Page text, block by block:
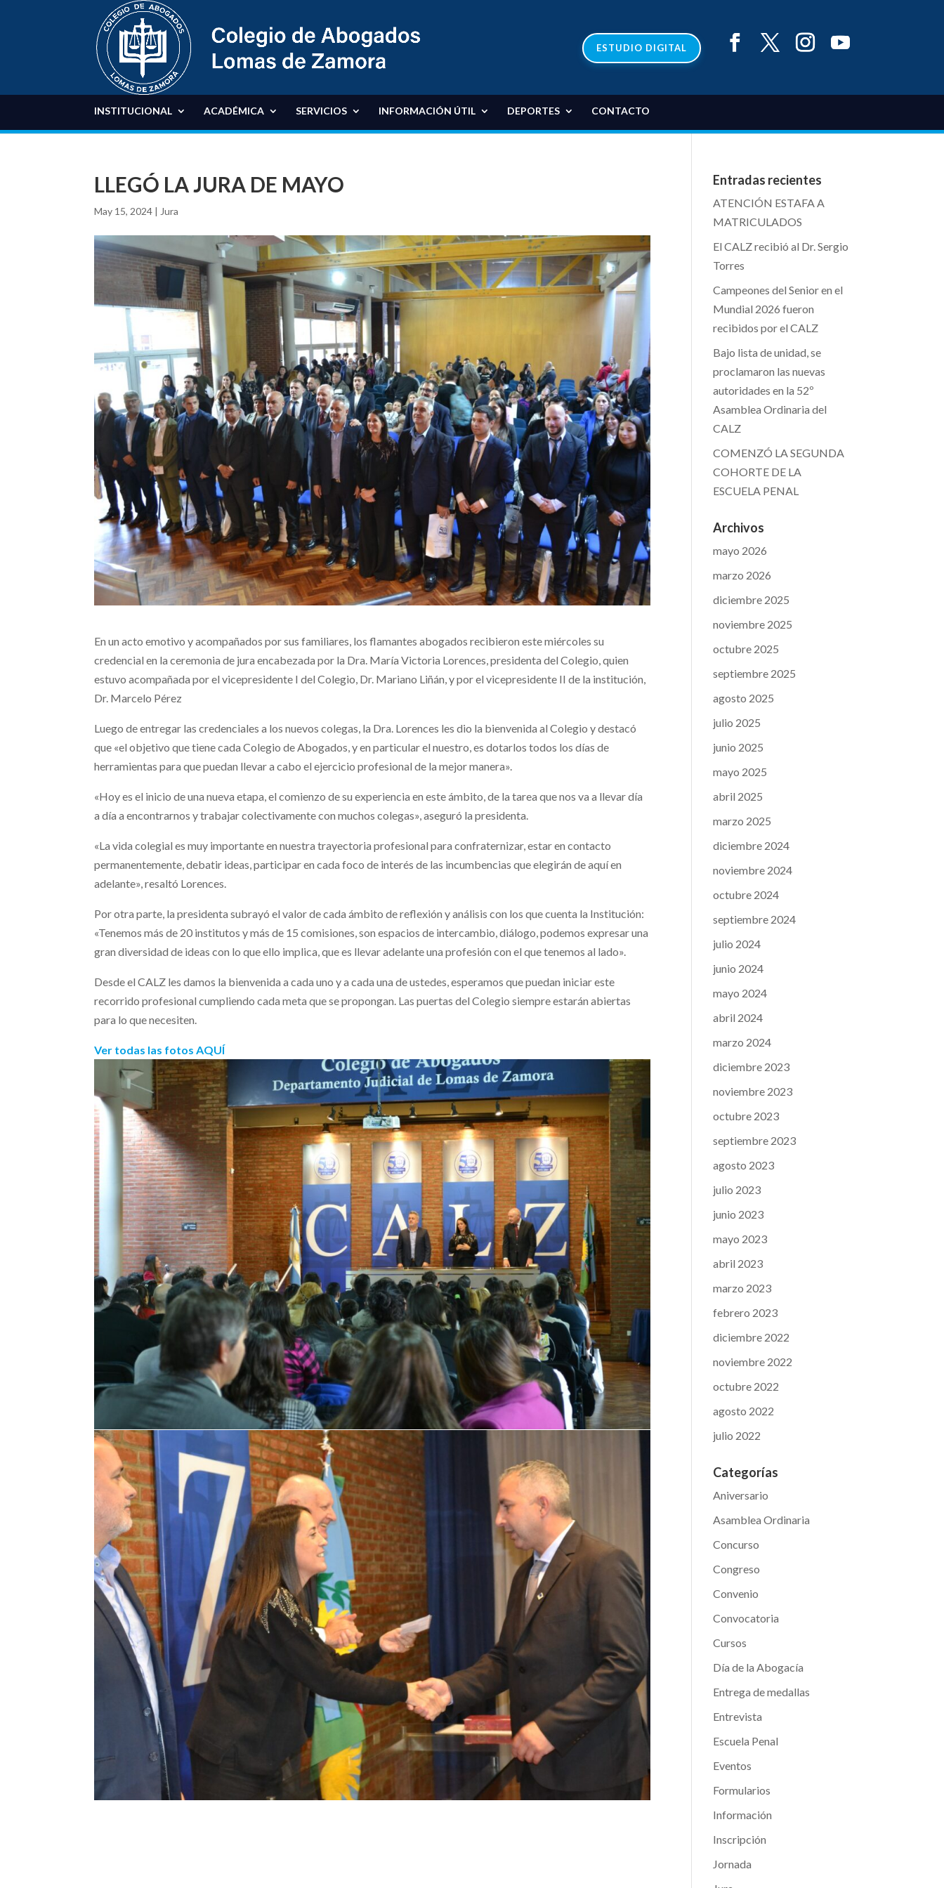
ESTUDIO DIGITAL
INSTITUCIONAL ACADÉMICA SERVICIOS INFORMACIÓN ÚTIL DEPORTES CONTACTO
LLEGÓ LA JURA DE MAYO
May 15, 2024 | Jura
En un acto emotivo y acompañados por sus familiares, los flamantes abogados recibieron este miércoles su
credencial en la ceremonia de jura encabezada por la Dra. María Victoria Lorences, presidenta del Colegio, quien
estuvo acompañada por el vicepresidente I del Colegio, Dr. Mariano Liñán, y por el vicepresidente II de la institución,
Dr. Marcelo Pérez
Luego de entregar las credenciales a los nuevos colegas, la Dra. Lorences les dio la bienvenida al Colegio y destacó
que «el objetivo que tiene cada Colegio de Abogados, y en particular el nuestro, es dotarlos todos los días de
herramientas para que puedan llevar a cabo el ejercicio profesional de la mejor manera».
«Hoy es el inicio de una nueva etapa, el comienzo de su experiencia en este ámbito, de la tarea que nos va a llevar día
a día a encontrarnos y trabajar colectivamente con muchos colegas», aseguró la presidenta.
«La vida colegial es muy importante en nuestra trayectoria profesional para confraternizar, estar en contacto
permanentemente, debatir ideas, participar en cada foco de interés de las incumbencias que elegirán de aquí en
adelante», resaltó Lorences.
Por otra parte, la presidenta subrayó el valor de cada ámbito de reflexión y análisis con los que cuenta la Institución:
«Tenemos más de 20 institutos y más de 15 comisiones, son espacios de intercambio, diálogo, podemos expresar una
gran diversidad de ideas con lo que ello implica, que es llevar adelante una profesión con el que tenemos al lado».
Desde el CALZ les damos la bienvenida a cada uno y a cada una de ustedes, esperamos que puedan iniciar este
recorrido profesional cumpliendo cada meta que se propongan. Las puertas del Colegio siempre estarán abiertas
para lo que necesiten.
Ver todas las fotos AQUÍ
Entradas recientes
ATENCIÓN ESTAFA A
MATRICULADOS
El CALZ recibió al Dr. Sergio
Torres
Campeones del Senior en el
Mundial 2026 fueron
recibidos por el CALZ
Bajo lista de unidad, se
proclamaron las nuevas
autoridades en la 52º
Asamblea Ordinaria del
CALZ
COMENZÓ LA SEGUNDA
COHORTE DE LA
ESCUELA PENAL
Archivos
mayo 2026
marzo 2026
diciembre 2025
noviembre 2025
octubre 2025
septiembre 2025
agosto 2025
julio 2025
junio 2025
mayo 2025
abril 2025
marzo 2025
diciembre 2024
noviembre 2024
octubre 2024
septiembre 2024
julio 2024
junio 2024
mayo 2024
abril 2024
marzo 2024
diciembre 2023
noviembre 2023
octubre 2023
septiembre 2023
agosto 2023
julio 2023
junio 2023
mayo 2023
abril 2023
marzo 2023
febrero 2023
diciembre 2022
noviembre 2022
octubre 2022
agosto 2022
julio 2022
Categorías
Aniversario
Asamblea Ordinaria
Concurso
Congreso
Convenio
Convocatoria
Cursos
Día de la Abogacía
Entrega de medallas
Entrevista
Escuela Penal
Eventos
Formularios
Información
Inscripción
Jornada